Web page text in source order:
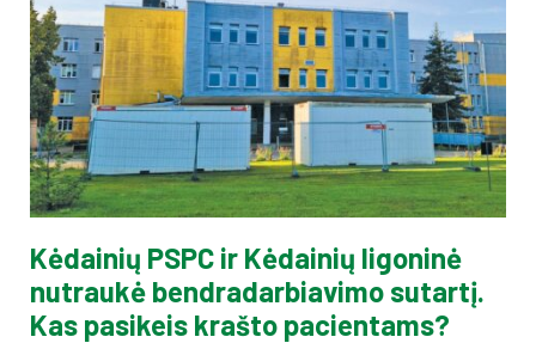
Kėdainių PSPC ir Kėdainių ligoninė
nutraukė bendradarbiavimo sutartį.
Kas pasikeis krašto pacientams?